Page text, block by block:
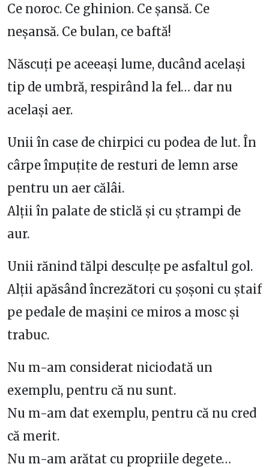
Ce noroc. Ce ghinion. Ce șansă. Ce
neșansă. Ce bulan, ce baftă!
Născuți pe aceeași lume, ducând același
tip de umbră, respirând la fel… dar nu
același aer.
Unii în case de chirpici cu podea de lut. În
cârpe împuțite de resturi de lemn arse
pentru un aer călâi.
Alții în palate de sticlă și cu ștrampi de
aur.
Unii rănind tălpi desculțe pe asfaltul gol.
Alții apăsând încrezători cu șoșoni cu ștaif
pe pedale de mașini ce miros a mosc și
trabuc.
Nu m-am considerat niciodată un
exemplu, pentru că nu sunt.
Nu m-am dat exemplu, pentru că nu cred
că merit.
Nu m-am arătat cu propriile degete…